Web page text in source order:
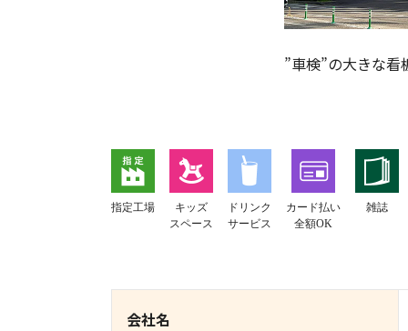
”車検”の大きな看
指定工場
キッズ
スペース
ドリンク
サービス
カード払い
全額OK
雑誌
会社名